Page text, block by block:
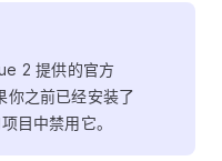
2 提供的官方
你之前已经安装了
目中禁用它。